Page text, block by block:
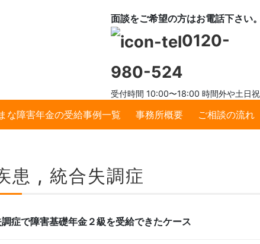
面談をご希望の方はお電話下さい。
0120-
980-524
受付時間 10:00〜18:00 時間外や土日
な障害年金の受給事例一覧 事務所概要 ご相談の流れ
患 , 統合失調症
症で障害基礎年金２級を受給できたケース